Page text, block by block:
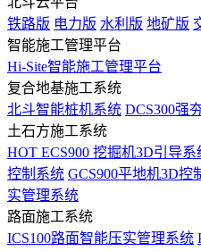
铁路版 电力版 水利版 地矿版
智能施工管理平台
Hi-Site智能施工管理平台
复合地基施工系统
北斗智能桩机系统 DCS300强
土石方施工系统
HOT ECS900 挖掘机3D引导系
控制系统 GCS900平地机3D控
实管理系统
路面施工系统
ICS100路面智能压实管理系统